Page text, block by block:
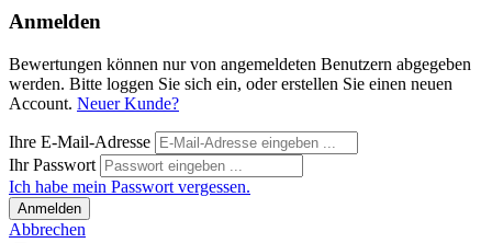
Anmelden
Bewertungen können nur von angemeldeten Benutzern abgegeben
werden. Bitte loggen Sie sich ein, oder erstellen Sie einen neuen
Account. Neuer Kunde?
Ihre E-Mail-Adresse
Ihr Passwort
Ich habe mein Passwort vergessen.
Anmelden
Abbrechen